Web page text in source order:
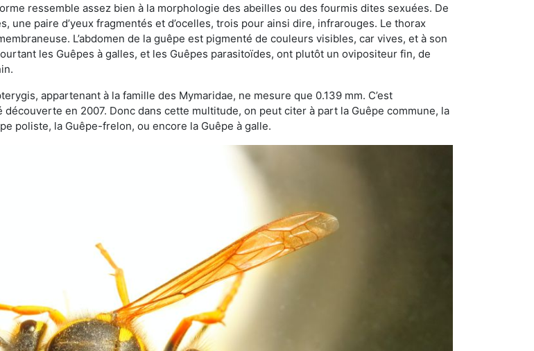
ressemble assez bien à la morphologie des abeilles ou des fourmis dites sexuées. De
une paire d’yeux fragmentés et d’ocelles, trois pour ainsi dire, infrarouges. Le thorax
L’abdomen de la guêpe est pigmenté de couleurs visibles, car vives, et à son
les Guêpes à galles, et les Guêpes parasitoïdes, ont plutôt un ovipositeur fin, de
appartenant à la famille des Mymaridae, ne mesure que 0.139 mm. C’est
en 2007. Donc dans cette multitude, on peut citer à part la Guêpe commune, la
poliste, la Guêpe-frelon, ou encore la Guêpe à galle.